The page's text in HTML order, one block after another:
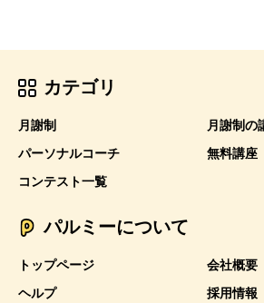
カテゴリ
月謝制
月謝制の
パーソナルコーチ
無料講座
コンテスト一覧
パルミーについて
トップページ
会社概要
ヘルプ
採用情報